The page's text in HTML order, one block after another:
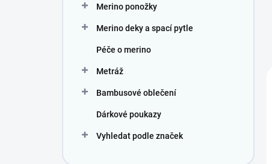
Merino ponožky
Merino deky a spací pytle
Péče o merino
Metráž
Bambusové oblečení
Dárkové poukazy
Vyhledat podle značek